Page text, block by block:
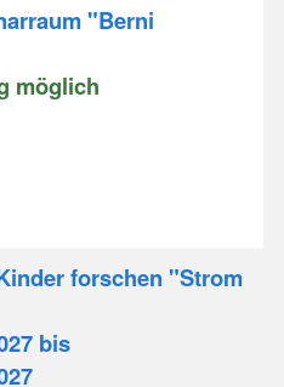
"Berni
möglich
forschen "Strom
bis